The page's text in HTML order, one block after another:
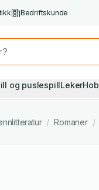
Bedriftskunde
og puslespillLeker
/ Romaner /